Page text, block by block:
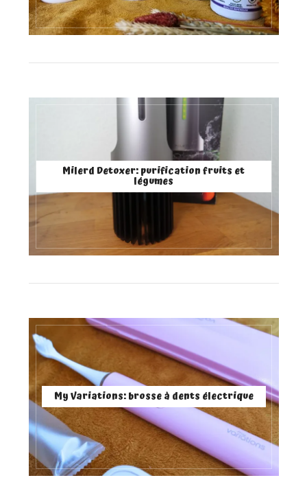
Milerd Detoxer: purification fruits et
légumes
My Variations: brosse à dents électrique